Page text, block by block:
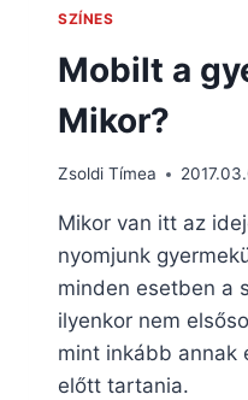
SZÍNES
Mobilt a
Mikor?
Zsoldi Tímea
Mikor van itt az
nyomjunk
minden esetben a
ilyenkor nem
mint inkább annak
előtt tartania.